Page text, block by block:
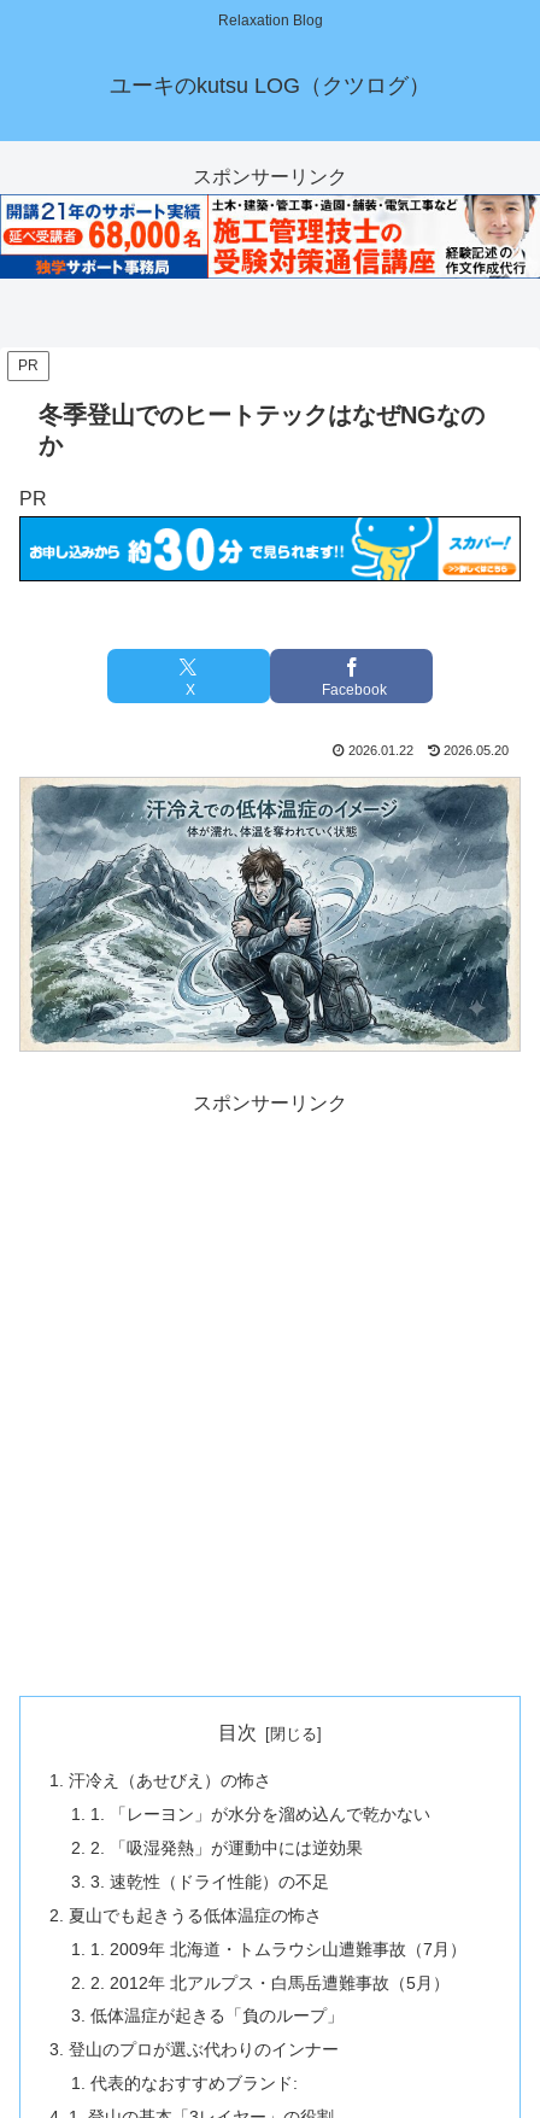
Relaxation Blog
ユーキのkutsu LOG（クツログ）
スポンサーリンク
PR
冬季登山でのヒートテックはなぜNGなの
か
PR
X Facebook
2026.01.22 2026.05.20
スポンサーリンク
目次
汗冷え（あせびえ）の怖さ
1. 「レーヨン」が水分を溜め込んで乾かない
2. 「吸湿発熱」が運動中には逆効果
3. 速乾性（ドライ性能）の不足
夏山でも起きうる低体温症の怖さ
1. 2009年 北海道・トムラウシ山遭難事故（7月）
2. 2012年 北アルプス・白馬岳遭難事故（5月）
低体温症が起きる「負のループ」
登山のプロが選ぶ代わりのインナー
代表的なおすすめブランド: